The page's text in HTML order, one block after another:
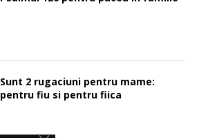
Sunt 2 rugaciuni pentru mame:
pentru fiu si pentru fiica